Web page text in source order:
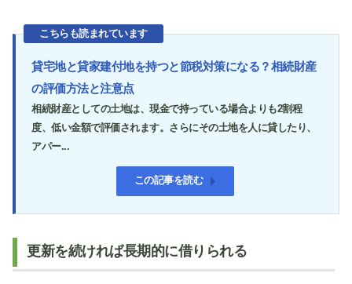
こちらも読まれています
貸宅地と貸家建付地を持つと節税対策になる？相続財産
の評価方法と注意点
相続財産としての土地は、現金で持っている場合よりも2割程
度、低い金額で評価されます。さらにその土地を人に貸したり、
アパー...
この記事を読む
更新を続ければ長期的に借りられる